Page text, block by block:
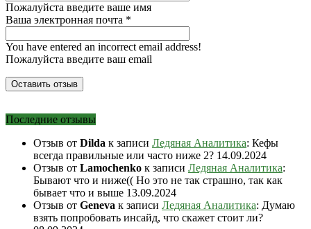
Пожалуйста введите ваше имя
Ваша электронная почта *
You have entered an incorrect email address!
Пожалуйста введите ваш email
Последние отзывы
Отзыв от Dilda к записи Ледяная Аналитика: Кефы
всегда правильные или часто ниже 2? 14.09.2024
Отзыв от Lamochenko к записи Ледяная Аналитика:
Бывают что и ниже(( Но это не так страшно, так как
бывает что и выше 13.09.2024
Отзыв от Geneva к записи Ледяная Аналитика: Думаю
взять попробовать инсайд, что скажет стоит ли?